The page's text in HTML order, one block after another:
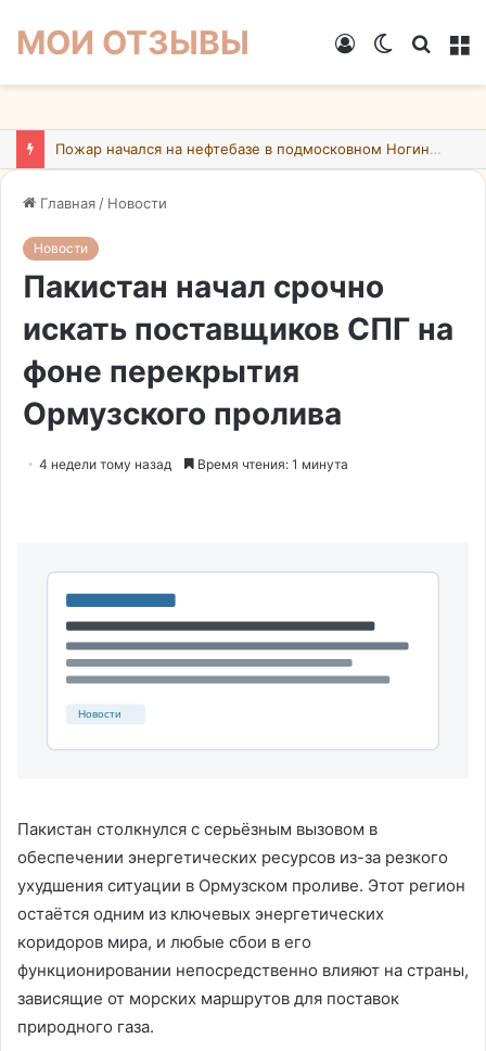
МОИ ОТЗЫВЫ
Switch
Войти
Пожар начался на нефтебазе в подмосковном Ногинске в результате атаки БПЛА ВСУ
Главная / Новости
Новости
Пакистан начал срочно
искать поставщиков СПГ на
фоне перекрытия
Ормузского пролива
4 недели тому назад Время чтения: 1 минута
Пакистан столкнулся с серьёзным вызовом в
обеспечении энергетических ресурсов из-за резкого
ухудшения ситуации в Ормузском проливе. Этот регион
остаётся одним из ключевых энергетических
коридоров мира, и любые сбои в его
функционировании непосредственно влияют на страны,
зависящие от морских маршрутов для поставок
природного газа.